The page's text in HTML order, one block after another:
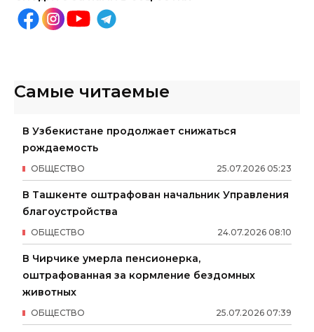
Самые читаемые
В Узбекистане продолжает снижаться
рождаемость
25.07.2026 05:23
ОБЩЕСТВО
В Ташкенте оштрафован начальник Управления
благоустройства
24.07.2026 08:10
ОБЩЕСТВО
В Чирчике умерла пенсионерка,
оштрафованная за кормление бездомных
животных
25.07.2026 07:39
ОБЩЕСТВО